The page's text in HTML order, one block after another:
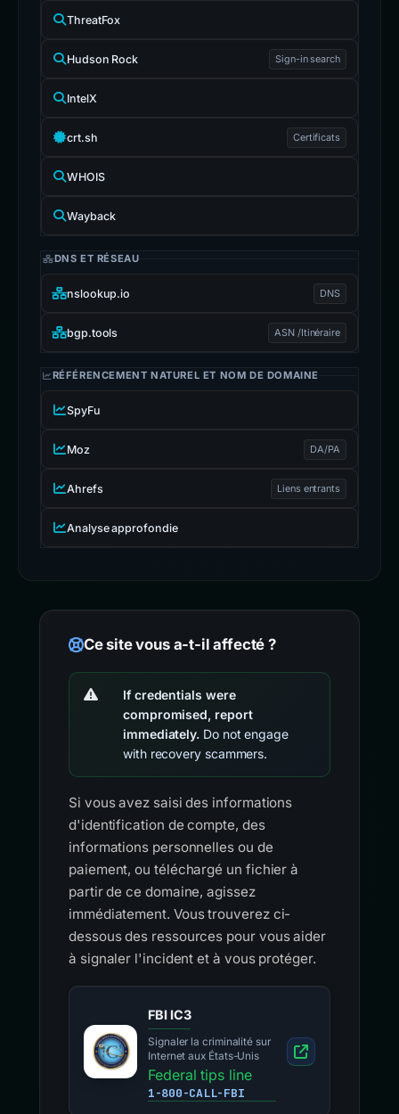
ThreatFox
Hudson Rock Sign-in search
IntelX
crt.sh Certificats
WHOIS
Wayback
DNS ET RÉSEAU
nslookup.io DNS
bgp.tools ASN /Itinéraire
RÉFÉRENCEMENT NATUREL ET NOM DE DOMAINE
SpyFu
Moz DA/PA
Ahrefs Liens entrants
Analyse approfondie
Ce site vous a-t-il affecté ?
If credentials were
compromised, report
immediately. Do not engage
with recovery scammers.
Si vous avez saisi des informations
d'identification de compte, des
informations personnelles ou de
paiement, ou téléchargé un fichier à
partir de ce domaine, agissez
immédiatement. Vous trouverez ci-
dessous des ressources pour vous aider
à signaler l'incident et à vous protéger.
FBI IC3
Signaler la criminalité sur
Internet aux États-Unis
Federal tips line
1-800-CALL-FBI